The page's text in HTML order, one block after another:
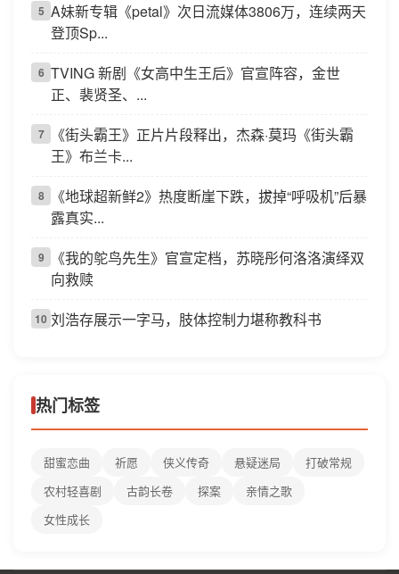
5 A妹新专辑《petal》次日流媒体3806万，连续两天
登顶Sp...
6 TVING 新剧《女高中生王后》官宣阵容，金世
正、裴贤圣、...
7
《街头霸王》正片片段释出，杰森·莫玛《街头霸
王》布兰卡...
8
《地球超新鲜2》热度断崖下跌，拔掉“呼吸机”后暴
露真实...
9
《我的鸵鸟先生》官宣定档，苏晓彤何洛洛演绎双
向救赎
10 刘浩存展示一字马，肢体控制力堪称教科书
热门标签
甜蜜恋曲 祈愿 侠义传奇 悬疑迷局
打破常规
农村轻喜剧
古韵长卷 探案
亲情之歌
女性成长